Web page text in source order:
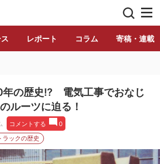
トラック総合情報誌「フルロード」公式
レポート コラム 寄稿・連載
年の歴史!? 電気工事でおなじ
ルーツに迫る！
コメントする
0
ラックの歴史